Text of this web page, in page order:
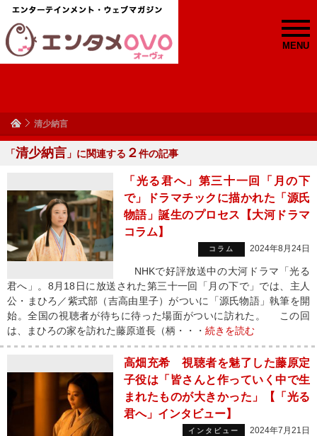
MENU
清少納言
「清少納言 」に関連する ２件の記事
「光る君へ」第三十一回「月の下
で」ドラマチックに描かれた「源氏
物語」誕生のプロセス【大河ドラマ
コラム】
コラム 2024年8月24日
NHKで好評放送中の大河ドラマ「光る
君へ」。8月18日に放送された第三十一回「月の下で」では、主人
公・まひろ／紫式部（吉高由里子）がついに「源氏物語」執筆を開
始。全国の視聴者が待ちに待った場面がついに訪れた。 この回
は、まひろの家を訪れた藤原道長（柄・・・ 続きを読む
高畑充希 視聴者を魅了した藤原定
子役は「皆さんと作っていく中で生
まれたものが大きかった」【「光る
君へ」インタビュー】
インタビュー 2024年7月21日